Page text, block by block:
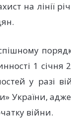
на лінії
1 січня
у разі
адже
війни.